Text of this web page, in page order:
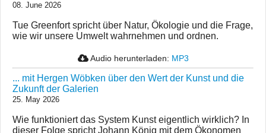
08. June 2026
Tue Greenfort spricht über Natur, Ökologie und die Frage,
wie wir unsere Umwelt wahrnehmen und ordnen.
Audio herunterladen: MP3
... mit Hergen Wöbken über den Wert der Kunst und die
Zukunft der Galerien
25. May 2026
Wie funktioniert das System Kunst eigentlich wirklich? In
dieser Folge spricht Johann König mit dem Ökonomen